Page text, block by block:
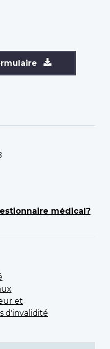
médical?
et
d'invalidité